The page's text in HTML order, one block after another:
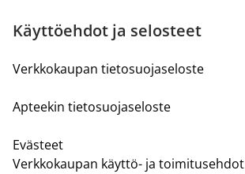
Käyttöehdot ja selosteet
Verkkokaupan tietosuojaseloste
Apteekin tietosuojaseloste
Evästeet
Verkkokaupan käyttö- ja toimitusehdot